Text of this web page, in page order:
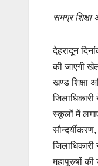
समग्र
देहरादून
की जाएगी
खण्ड शिक्षा
स्कूलों में
महापुरुषों की